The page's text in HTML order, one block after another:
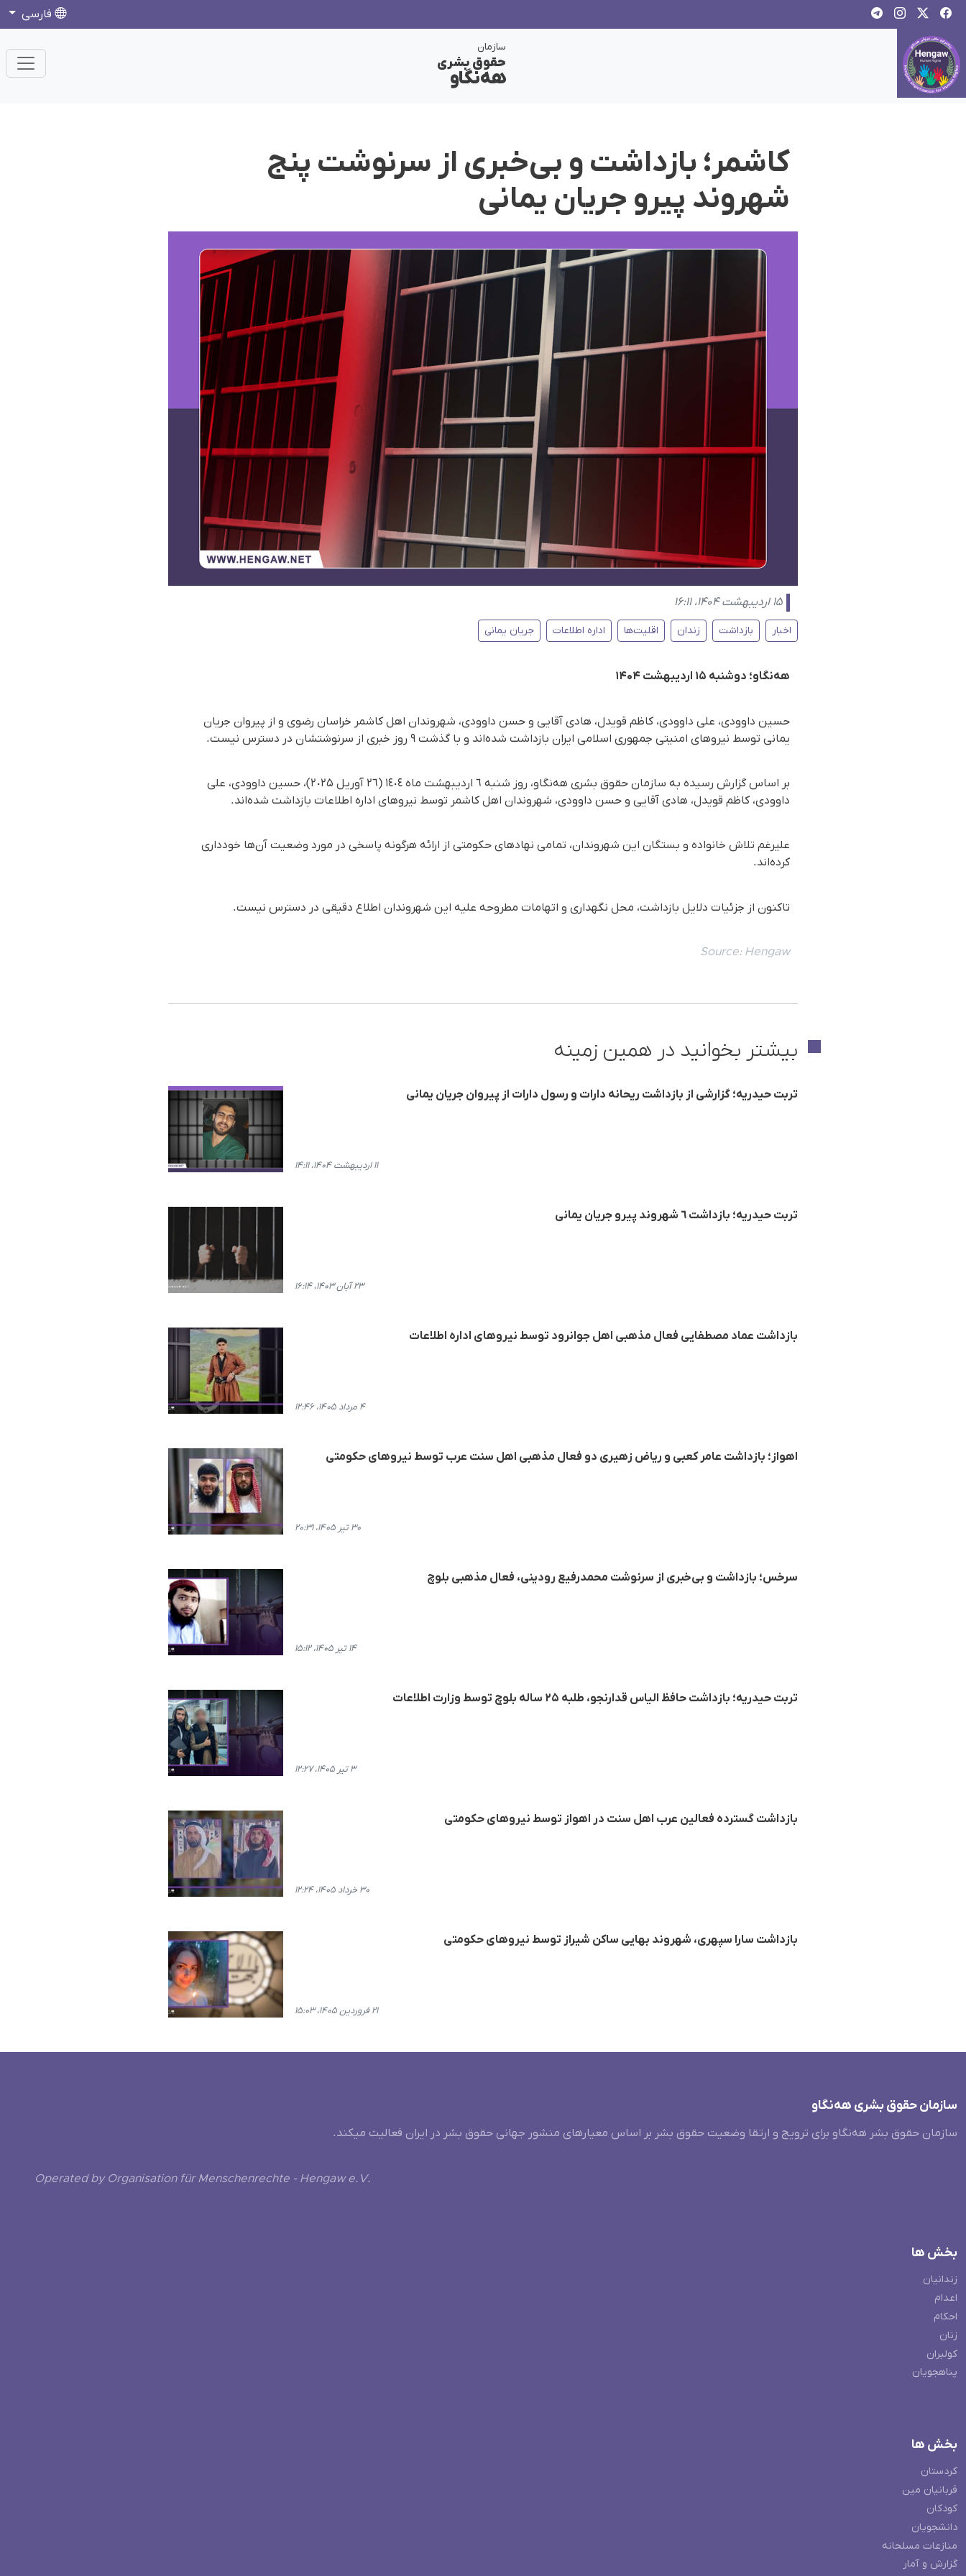
فارسی
سازمان
حقوق بشری
هەنگاو
کاشمر؛ بازداشت و بی‌خبری از سرنوشت پنج
شهروند پیرو جریان یمانی
۱۵ اردیبهشت ۱۴۰۴، ۱۶:۱۱
اخبار بازداشت زندان اقلیت‌ها اداره اطلاعات جریان یمانی
هه‌نگاو؛ دوشنبه ۱۵ اردیبهشت ۱۴۰۴
حسین داوودی، علی داوودی، کاظم قویدل، هادی آقایی و حسن داوودی، شهروندان اهل کاشمر خراسان رضوی و از پیروان جریان
یمانی توسط نیروهای امنیتی جمهوری اسلامی ایران بازداشت شده‌اند و با گذشت ٩ روز خبری از سرنوشتشان در دسترس نیست.
بر اساس گزارش رسیده به سازمان حقوق بشری هه‌نگاو، روز شنبه ٦ اردیبهشت ماه ١٤٠٤ (٢٦ آوریل ٢٠٢۵)، حسین داوودی، علی
داوودی، کاظم قویدل، هادی آقایی و حسن داوودی، شهروندان اهل کاشمر توسط نیروهای اداره اطلاعات بازداشت شده‌اند.
علیرغم تلاش خانواده و بستگان این شهروندان، تمامی نهادهای حکومتی از ارائه هرگونە پاسخی در مورد وضعیت آن‌ها خودداری
کرده‌اند.
تاکنون از جزئیات دلایل بازداشت، محل نگهداری و اتهامات مطروحه علیه این شهروندان اطلاع دقیقی در دسترس نیست.
Source: Hengaw
بیشتر بخوانید در همین زمینه
تربت حیدریه؛ گزارشی از بازداشت ریحانه دارات و رسول دارات از پیروان جریان یمانی
۱۱ اردیبهشت ۱۴۰۴، ۱۴:۱۱
تربت حیدریه؛ بازداشت ٦ شهروند پیرو جریان یمانی
۲۳ آبان ۱۴۰۳، ۱۶:۱۴
بازداشت عماد مصطفایی فعال مذهبی اهل جوانرود توسط نیروهای اداره اطلاعات
۴ مرداد ۱۴۰۵، ۱۲:۴۶
اهواز؛ بازداشت عامر کعبی و ریاض زهیری دو فعال مذهبی اهل سنت عرب توسط نیروهای حکومتی
۳۰ تیر ۱۴۰۵، ۲۰:۳۱
سرخس؛ بازداشت و بی‌خبری از سرنوشت محمدرفیع رودینی، فعال مذهبی بلوچ
۱۴ تیر ۱۴۰۵، ۱۵:۱۲
تربت حیدریه؛ بازداشت حافظ الیاس قدارنجو، طلبه ۲۵ ساله بلوچ توسط وزارت اطلاعات
۳ تیر ۱۴۰۵، ۱۲:۲۷
بازداشت گسترده فعالین عرب اهل سنت در اهواز توسط نیروهای حکومتی
۳۰ خرداد ۱۴۰۵، ۱۲:۲۴
بازداشت سارا سپهری، شهروند بهایی ساکن شیراز توسط نیروهای حکومتی
۲۱ فروردین ۱۴۰۵، ۱۵:۰۳
سازمان حقوق بشری هەنگاو
سازمان حقوق بشر هه‌نگاو برای ترویج و ارتقا وضعیت حقوق بشر بر اساس معیارهای منشور جهانی حقوق بشر در ایران فعالیت میکند.
Operated by Organisation für Menschenrechte - Hengaw e.V.
بخش ها
زندانیان
اعدام
احکام
زنان
کولبران
پناهجویان
بخش ها
کردستان
قربانیان مین
کودکان
دانشجویان
منازعات مسلحانه
گزارش و آمار